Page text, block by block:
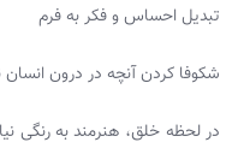
تبدیل احساس و فکر به فرم
شکوفا کردن آنچه در درون
در لحظه خلق، هنرمند به رنگی